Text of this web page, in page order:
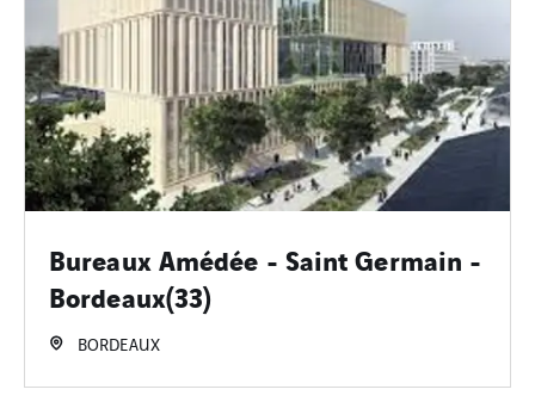
Bureaux Amédée - Saint Germain -
Bordeaux(33)
BORDEAUX